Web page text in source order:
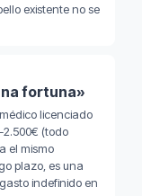
existente no se
fortuna»
licenciado
(todo
el mismo
plazo, es una
indefinido en